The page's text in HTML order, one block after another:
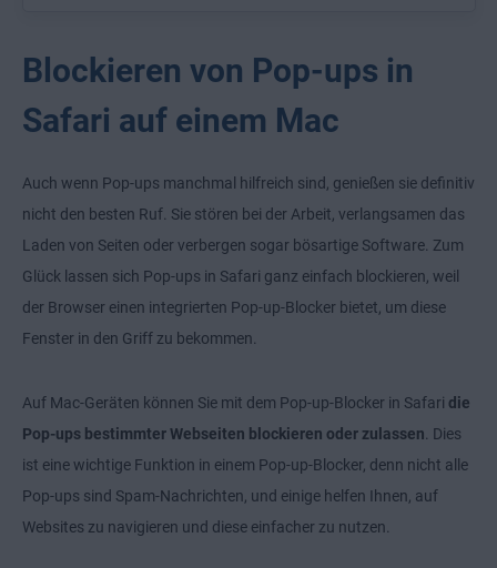
Blockieren von Pop-ups in
Safari auf einem Mac
Auch wenn Pop-ups manchmal hilfreich sind, genießen sie definitiv
nicht den besten Ruf. Sie stören bei der Arbeit, verlangsamen das
Laden von Seiten oder verbergen sogar bösartige Software. Zum
Glück lassen sich Pop-ups in Safari ganz einfach blockieren, weil
der Browser einen integrierten Pop-up-Blocker bietet, um diese
Fenster in den Griff zu bekommen.
Auf Mac-Geräten können Sie mit dem Pop-up-Blocker in Safari die
Pop-ups bestimmter Webseiten blockieren oder zulassen. Dies
ist eine wichtige Funktion in einem Pop-up-Blocker, denn nicht alle
Pop-ups sind Spam-Nachrichten, und einige helfen Ihnen, auf
Websites zu navigieren und diese einfacher zu nutzen.